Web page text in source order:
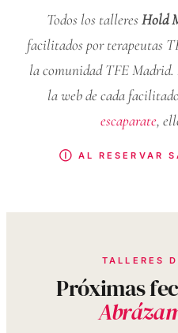
Todos los talleresHold
facilitados por terapeutas
la comunidad TFE Madrid.
la web de cada
escaparate,
Ⓘ AL RESERVAR
TALLERES
Próximas